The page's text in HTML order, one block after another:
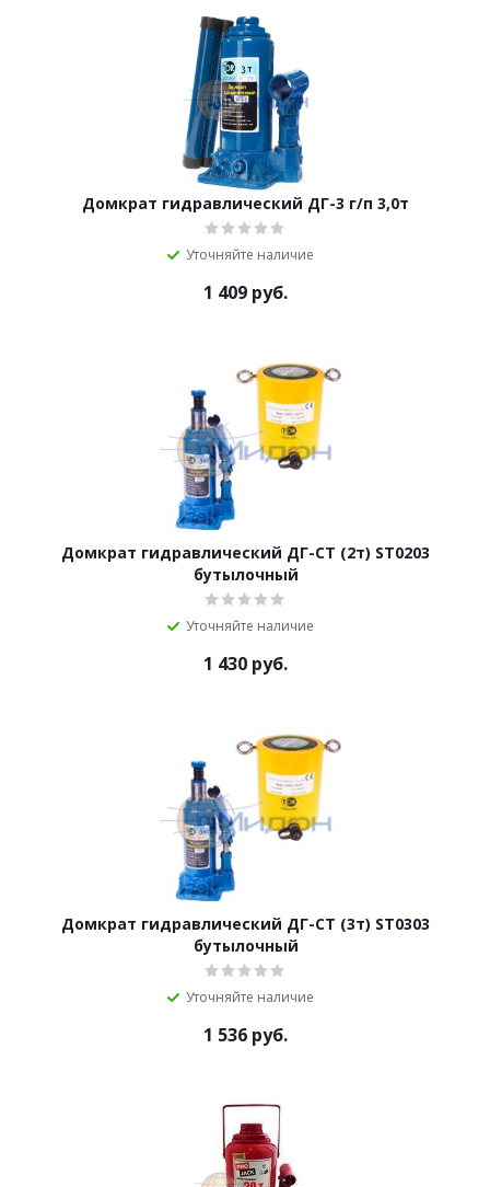
Домкрат гидравлический ДГ-3 г/п 3,0т
Уточняйте наличие
1 409 руб.
Домкрат гидравлический ДГ-CT (2т) ST0203
бутылочный
Уточняйте наличие
1 430 руб.
Домкрат гидравлический ДГ-CT (3т) ST0303
бутылочный
Уточняйте наличие
1 536 руб.